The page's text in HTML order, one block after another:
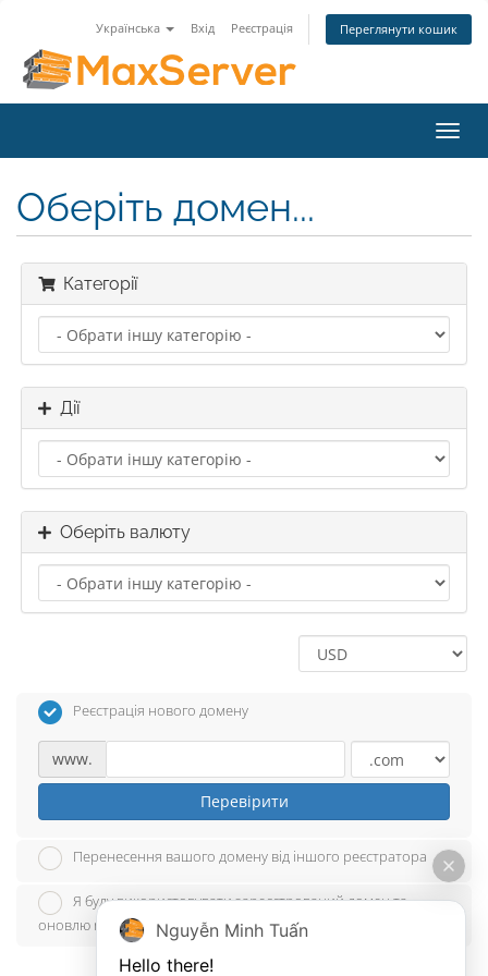
Українська Вхід Реєстрація Переглянути кошик
Оберіть домен...
Категорії
Дії
Оберіть валюту
Реєстрація нового домену
www.
Перевірити
Перенесення вашого домену від іншого реєстратора
Я буду використовувати зареєстрований домен та
оновлю name-сервериNguyễn Minh Tuấn
Hello there!